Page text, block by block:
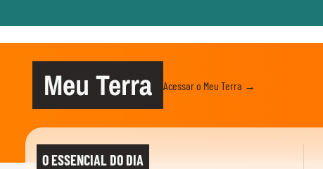
Meu Terra Acessar o Meu Terra →
O ESSENCIAL DO DIA